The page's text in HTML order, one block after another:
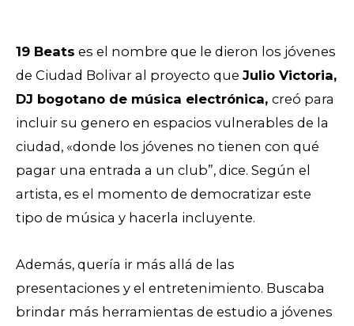
19 Beats es el nombre que le dieron los jóvenes
de Ciudad Bolivar al proyecto que Julio Victoria,
DJ bogotano de música electrónica, creó para
incluir su genero en espacios vulnerables de la
ciudad, «donde los jóvenes no tienen con qué
pagar una entrada a un club”, dice. Según el
artista, es el momento de democratizar este
tipo de música y hacerla incluyente.
Además, quería ir más allá de las
presentaciones y el entretenimiento. Buscaba
brindar más herramientas de estudio a jóvenes